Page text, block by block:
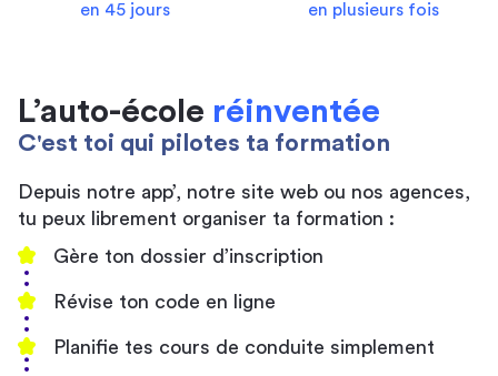
en 45 jours
en plusieurs fois
L’auto-école réinventée
C'est toi qui pilotes ta formation
Depuis notre app’, notre site web ou nos agences,
tu peux librement organiser ta formation :
Gère ton dossier d’inscription
Révise ton code en ligne
Planifie tes cours de conduite simplement